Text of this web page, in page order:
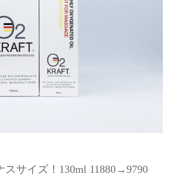
スサイズ！130ml 11880→9790